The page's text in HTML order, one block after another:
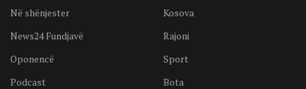
Në shënjester
News24 Fundjavë
Oponencë
Podcast
Kosova
Rajoni
Sport
Bota